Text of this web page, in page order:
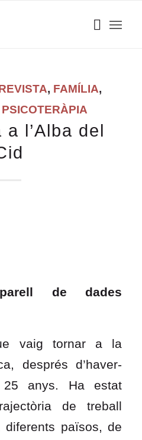
, FAMÍLIA,
PSICOTERÀPIA
l’Alba del
de dades
vaig tornar a la
després d’haver-
anys. Ha estat
de treball
països, de